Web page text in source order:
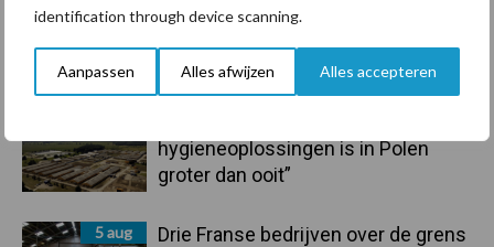
identification through device scanning.
Aanpassen Alles afwijzen Alles accepteren
6 aug
Tien praktische tips voor een
langere levensduur
hygieneoplossingen is in Polen
groter dan ooit”
5 aug
Drie Franse bedrijven over de grens